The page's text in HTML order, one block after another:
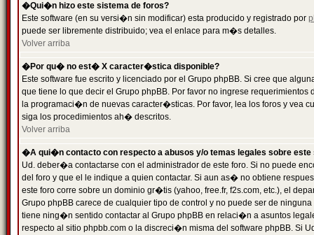
�Qui�n hizo este sistema de foros?
Este software (en su versi�n sin modificar) esta producido y registrado por
puede ser libremente distribuido; vea el enlace para m�s detalles.
Volver arriba
�Por qu� no est� X caracter�stica disponible?
Este software fue escrito y licenciado por el Grupo phpBB. Si cree que
que tiene lo que decir el Grupo phpBB. Por favor no ingrese
la programaci�n de nuevas caracter�sticas. Por favor, lea los foros y vea
siga los procedimientos ah� descritos.
Volver arriba
�A qui�n contacto con respecto a abusos y/o temas legales sobre este
Ud. deber�a contactarse con el administrador de este foro. Si no puede
del foro y que el le indique a quien contactar. Si aun as� no obtiene
este foro corre sobre un dominio gr�tis (yahoo, free.fr, f2s.com, etc.), el
Grupo phpBB carece de cualquier tipo de control y no puede ser de
tiene ning�n sentido contactar al Grupo phpBB en relaci�n a asuntos
respecto al sitio phpbb.com o la discreci�n misma del software phpBB. Si